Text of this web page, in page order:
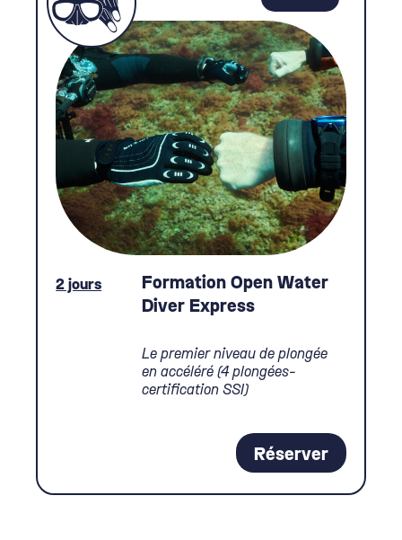
2 jours
Formation Open Water
Diver Express
Le premier niveau de plongée
en accéléré (4 plongées-
certification SSI)
Réserver